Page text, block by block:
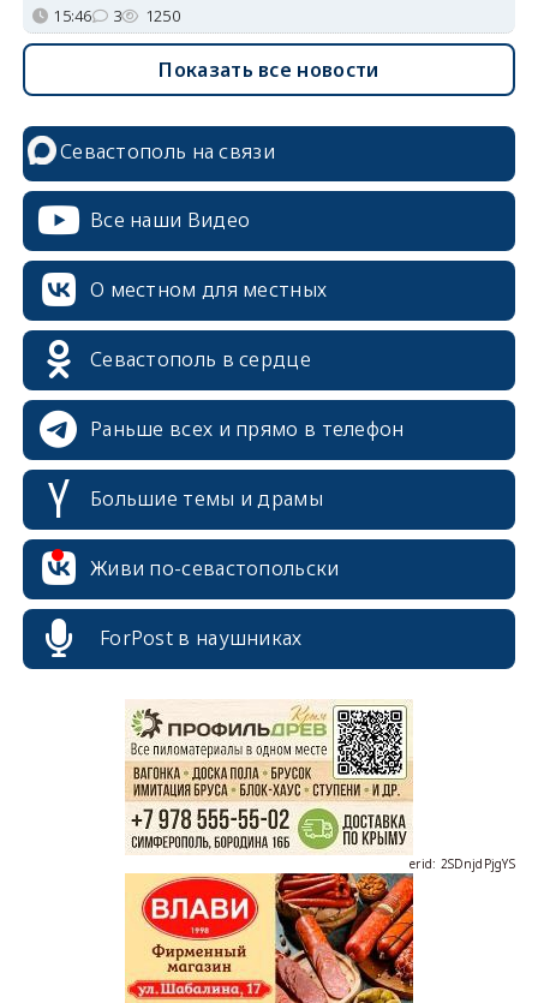
15:46 3 1250
Показать все новости
Севастополь на связи
Все наши Видео
О местном для местных
Севастополь в сердце
Раньше всех и прямо в телефон
Большие темы и драмы
Живи по-севастопольски
ForPost в наушниках
erid: 2SDnjdvhGXG